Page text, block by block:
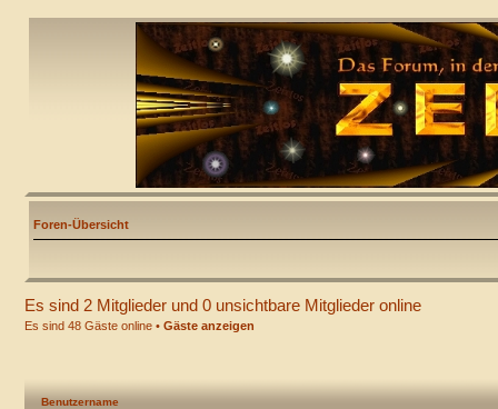
Foren-Übersicht
Es sind 2 Mitglieder und 0 unsichtbare Mitglieder online
Es sind 48 Gäste online • Gäste anzeigen
Benutzername